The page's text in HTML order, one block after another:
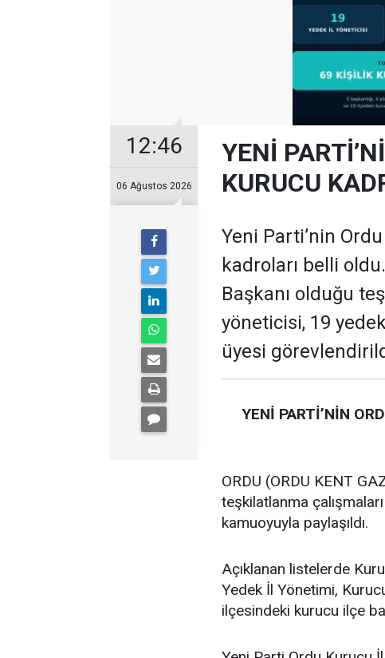
12:46
06 Ağustos 2026
YENİ
KURUCU
Yeni Parti’nin
kadroları belli
Başkanı olduğu
yöneticisi, 19
üyesi
YENİ PARTİ’NİN
ORDU (ORDU KENT
teşkilatlanma
kamuoyuyla paylaşıldı.
Açıklanan listelerde
Yedek İl Yönetimi,
ilçesindeki kurucu ilçe